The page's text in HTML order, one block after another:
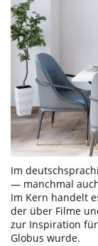
Im
— manchmal
Im Kern handelt
der über Filme
zur Inspiration
Globus wurde.